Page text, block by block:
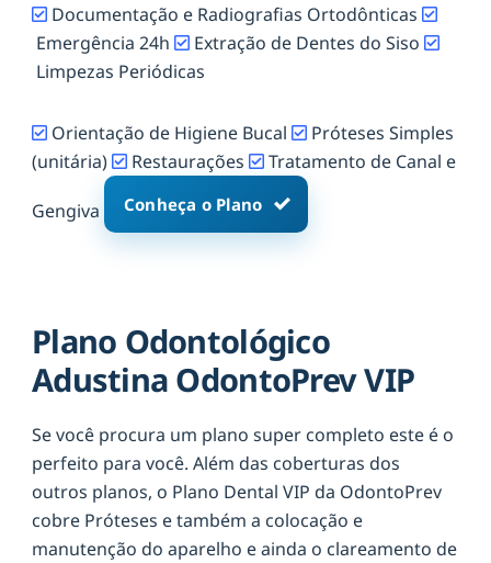
Documentação e Radiografias Ortodônticas
Emergência 24h
Extração de Dentes do Siso
Limpezas Periódicas
Orientação de Higiene Bucal
Próteses Simples
(unitária)
Restaurações Tratamento de Canal e
Gengiva Conheça o Plano
Plano Odontológico
Adustina OdontoPrev VIP
Se você procura um plano super completo este é o
perfeito para você. Além das coberturas dos
outros planos, o Plano Dental VIP da OdontoPrev
cobre Próteses e também a colocação e
manutenção do aparelho e ainda o clareamento de